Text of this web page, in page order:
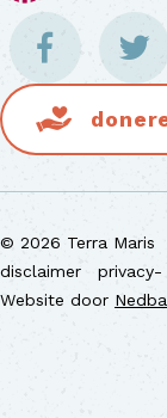
© 2026 Terra Maris
disclaimer
privacy-
Website door